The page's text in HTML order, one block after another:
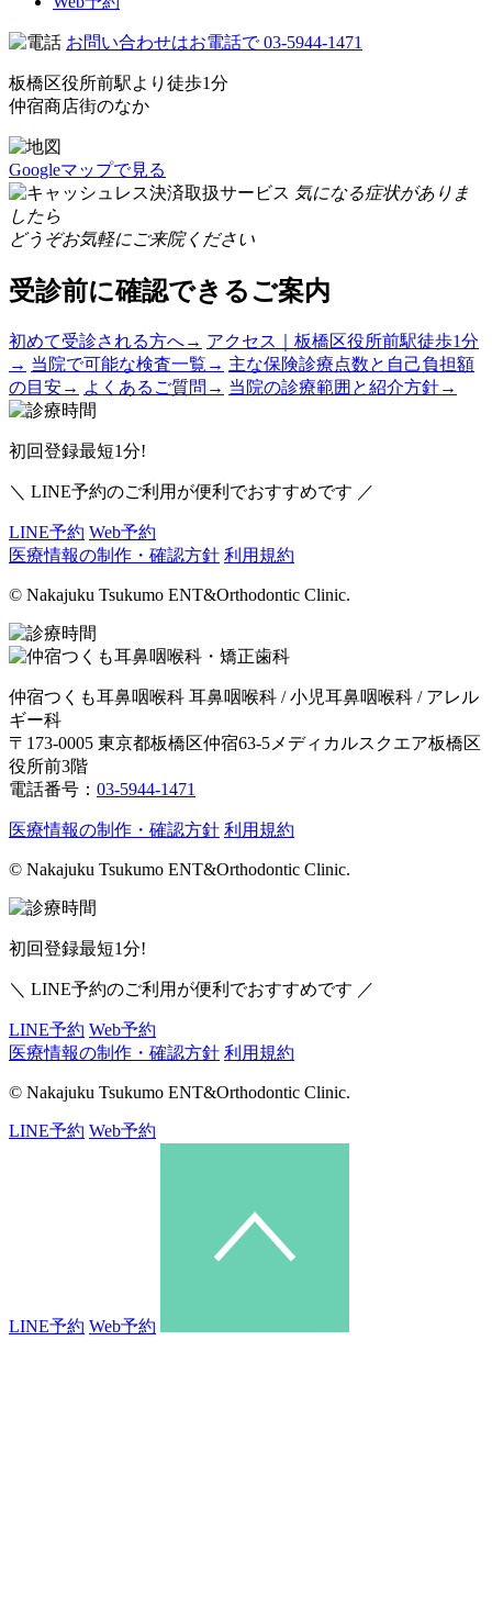
お問い合わせはお電話で03-5944-1471
板橋区役所前駅より徒歩1分
仲宿商店街のなか
Googleマップで見る
気になる症状がありま
したら
どうぞお気軽にご来院ください
受診前に確認できるご案内
初めて受診される方へ→ アクセス｜板橋区役所前駅徒歩1分
→ 当院で可能な検査一覧 → 主な保険診療点数と自己負担額
の目安→ よくあるご質問 → 当院の診療範囲と紹介方針→
初回登録最短1分!
＼ LINE予約のご利用が便利でおすすめです ／
LINE予約 Web予約
医療情報の制作・確認方針 利用規約
© Nakajuku Tsukumo ENT&Orthodontic Clinic.
仲宿つくも耳鼻咽喉科 耳鼻咽喉科 / 小児耳鼻咽喉科 / アレル
ギー科
〒173-0005 東京都板橋区仲宿63-5メディカルスクエア板橋区
役所前3階
電話番号： 03-5944-1471
医療情報の制作・確認方針 利用規約
© Nakajuku Tsukumo ENT&Orthodontic Clinic.
初回登録最短1分!
＼ LINE予約のご利用が便利でおすすめです ／
LINE予約 Web予約
医療情報の制作・確認方針 利用規約
© Nakajuku Tsukumo ENT&Orthodontic Clinic.
LINE予約 Web予約
LINE予約 Web予約